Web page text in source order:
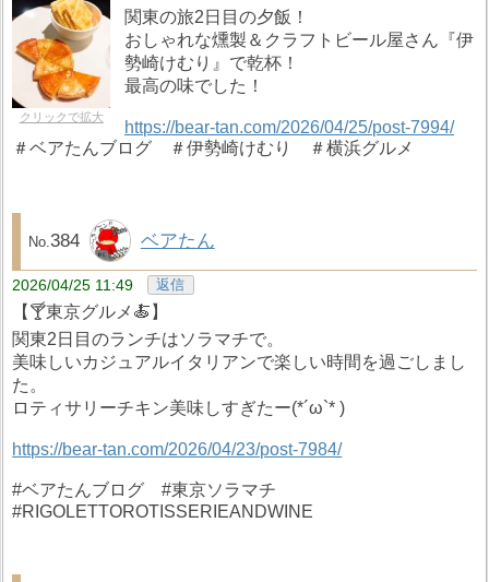
クリックで拡大
関東の旅2日目の夕飯！
おしゃれな燻製＆クラフトビール屋さん『伊
勢崎けむり』で乾杯！
最高の味でした！
https://bear-tan.com/2026/04/25/post-7994/
＃ベアたんブログ ＃伊勢崎けむり ＃横浜グルメ
384 ベアたん
2026/04/25 11:49 返信
【🍸東京グルメ🍝】
関東2日目のランチはソラマチで。
美味しいカジュアルイタリアンで楽しい時間を過ごしまし
た。
ロティサリーチキン美味しすぎたー(*´ω`* )
https://bear-tan.com/2026/04/23/post-7984/
#ベアたんブログ #東京ソラマチ
#RIGOLETTOROTISSERIEANDWINE